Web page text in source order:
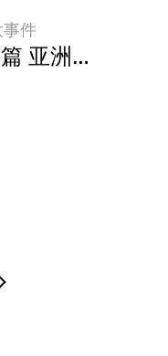
参研究之旅
件
亚洲之美的